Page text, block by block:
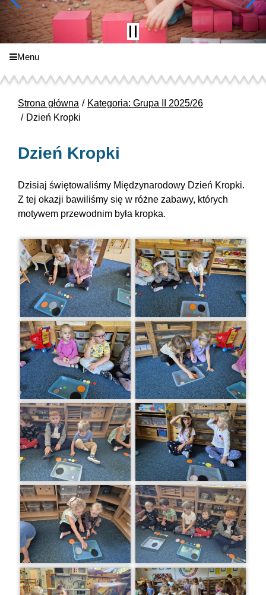
Menu
Strona główna
Kategoria: Grupa II 2025/26
Dzień Kropki
Dzień Kropki
Dzisiaj świętowaliśmy Międzynarodowy Dzień Kropki.
Z tej okazji bawiliśmy się w różne zabawy, których
motywem przewodnim była kropka.